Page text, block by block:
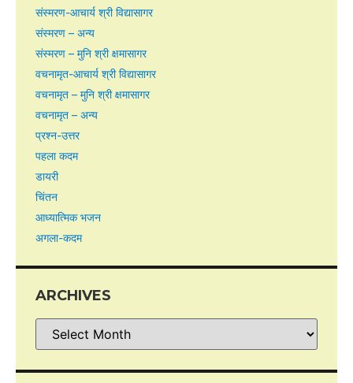
संस्मरण-आचार्य श्री विद्यासागर
संस्मरण – अन्य
संस्मरण – मुनि श्री क्षमासागर
वचनामृत-आचार्य श्री विद्यासागर
वचनामृत – मुनि श्री क्षमासागर
वचनामृत – अन्य
प्रश्न-उत्तर
पहला कदम
डायरी
चिंतन
आध्यात्मिक भजन
अगला-कदम
ARCHIVES